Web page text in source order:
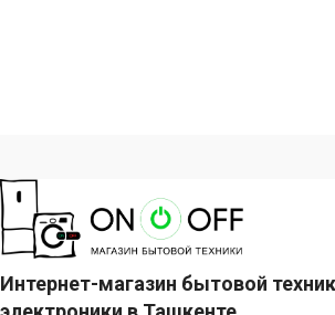
Интернет-магазин бытовой